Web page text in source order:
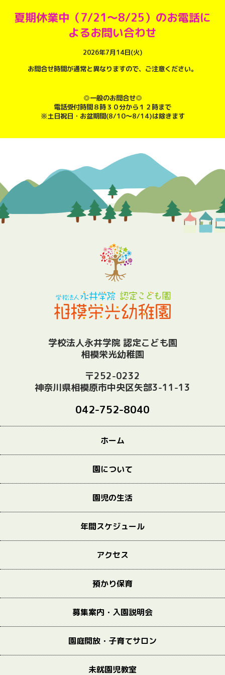
夏期休業中（7/21～8/25）のお電話に
よるお問い合わせ
2026年7月14日(火)
お問合せ時間が通常と異なりますので、ご注意ください。
◎一般のお問合せ◎
電話受付時間８時３０分から１２時まで
※土日祝日・お盆期間(8/10～8/14)は除きます
学校法人永井学院 認定こども園
相模栄光幼稚園
〒252-0232
神奈川県相模原市中央区矢部3-11-13
042-752-8040
ホーム
園について
園児の生活
年間スケジュール
アクセス
預かり保育
募集案内・入園説明会
園庭開放・子育てサロン
未就園児教室